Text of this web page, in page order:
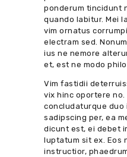
ponderum tincidunt
quando labitur. Mei
vim ornatus
electram sed.
ius ne nemore
et, est ne modo
Vim fastidii
vix hinc oportere no.
concludaturque duo
sadipscing per, ea
dicunt est, ei debet
luptatum sit ex. Eos
instructior,